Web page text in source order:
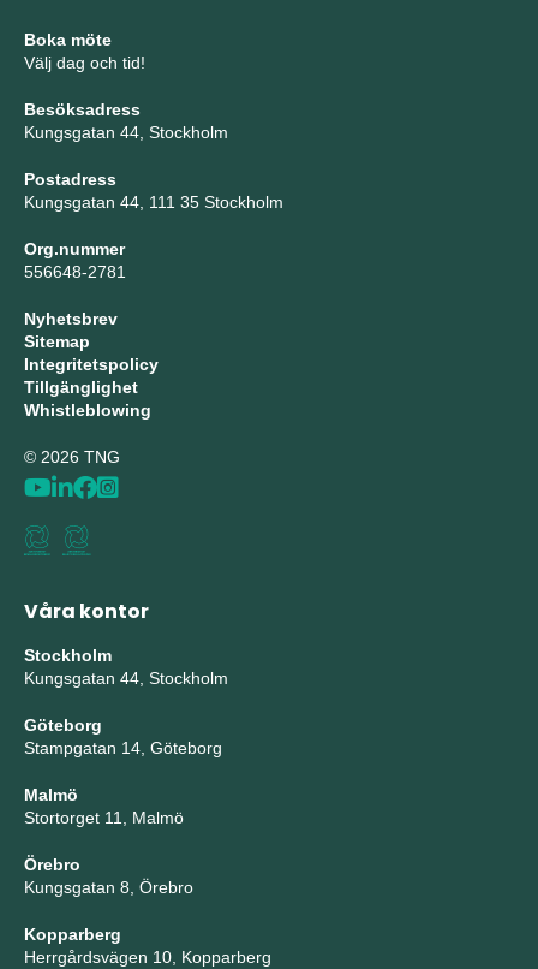
Boka möte
Välj dag och tid!
Besöksadress
Kungsgatan 44, Stockholm
Postadress
Kungsgatan 44, 111 35 Stockholm
Org.nummer
556648-2781
Nyhetsbrev
Sitemap
Integritetspolicy
Tillgänglighet
Whistleblowing
© 2026 TNG
Våra kontor
Stockholm
Kungsgatan 44, Stockholm
Göteborg
Stampgatan 14, Göteborg
Malmö
Stortorget 11, Malmö
Örebro
Kungsgatan 8, Örebro
Kopparberg
Herrgårdsvägen 10, Kopparberg